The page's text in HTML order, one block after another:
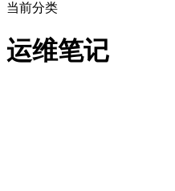
当前分类
运维笔记